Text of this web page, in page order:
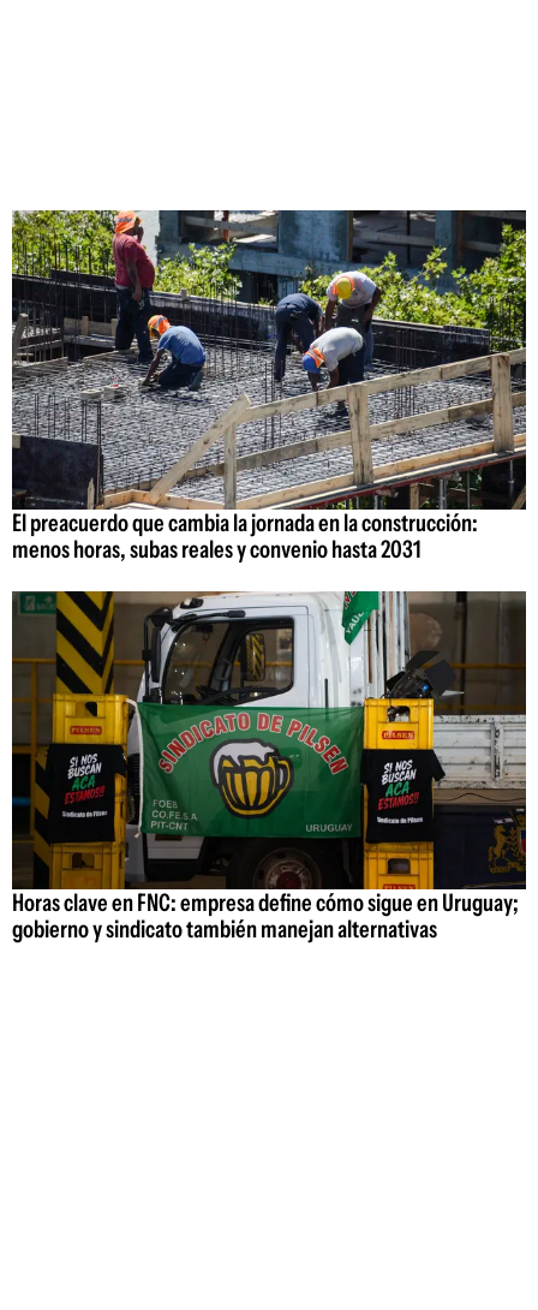
El preacuerdo que cambia la jornada en la construcción:
menos horas, subas reales y convenio hasta 2031
Horas clave en FNC: empresa define cómo sigue en Uruguay;
gobierno y sindicato también manejan alternativas